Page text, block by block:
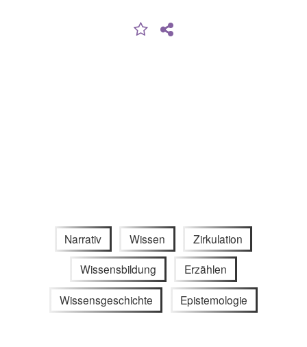
Narrativ Wissen Zirkulation
Wissensbildung Erzählen
Wissensgeschichte Epistemologie